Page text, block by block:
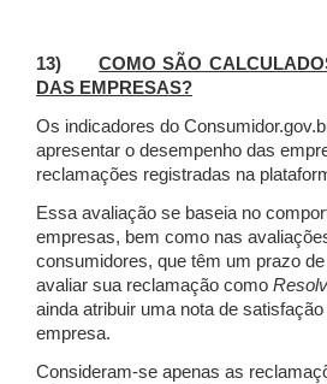
13)COMO SÃO
DAS EMPRESAS?
Os indicadores do
apresentar o desempenho das
reclamações registradas na
Essa avaliação se baseia no
empresas, bem como nas
consumidores, que têm um prazo
avaliar sua reclamação como
ainda atribuir uma nota de
empresa.
Consideram-se apenas as